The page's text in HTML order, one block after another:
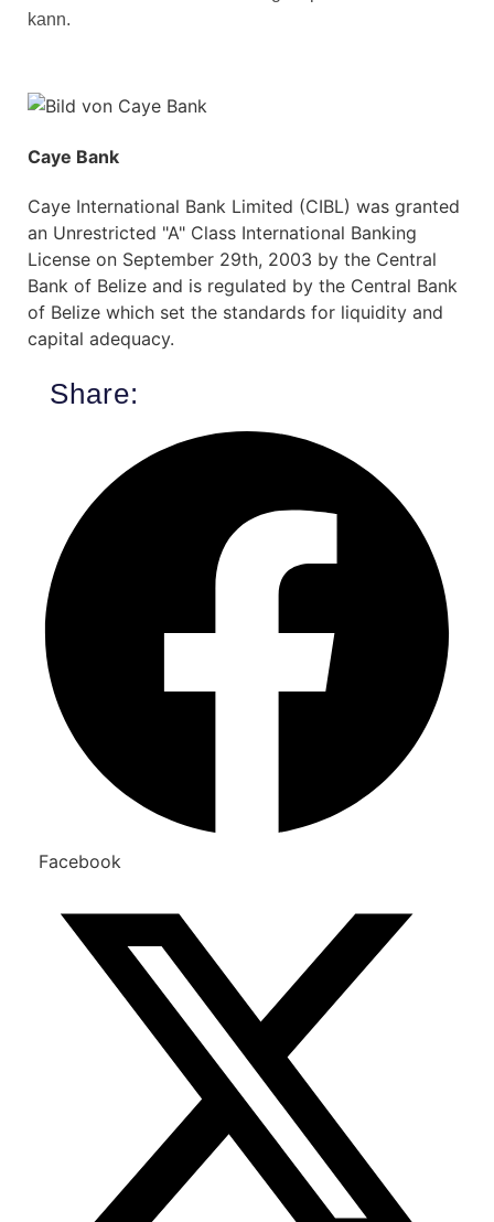
kann.
Caye Bank
Caye International Bank Limited (CIBL) was granted
an Unrestricted "A" Class International Banking
License on September 29th, 2003 by the Central
Bank of Belize and is regulated by the Central Bank
of Belize which set the standards for liquidity and
capital adequacy.
Share:
Facebook